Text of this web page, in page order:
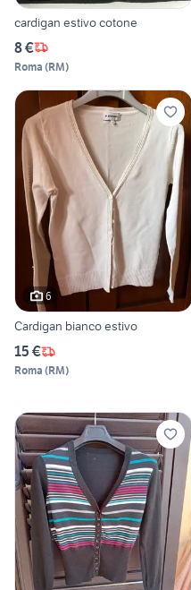
cardigan estivo cotone
8 €
Roma (RM)
6
Cardigan bianco estivo
15 €
Roma (RM)